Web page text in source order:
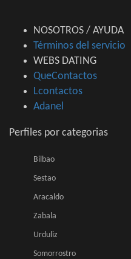
NOSOTROS / AYUDA
Términos del servicio
WEBS DATING
QueContactos
Lcontactos
Adanel
Perfiles por categorias
Bilbao
Sestao
Aracaldo
Zabala
Urduliz
Somorrostro